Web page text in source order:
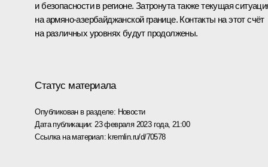
и безопасности в регионе. Затронута также текущая
на армяно-азербайджанской границе. Контакты на этот счёт
на различных уровнях будут продолжены.
Статус материала
Опубликован в разделе: Новости
Дата публикации: 23 февраля 2023 года, 21:00
Ссылка на материал:kremlin.ru/d/70578